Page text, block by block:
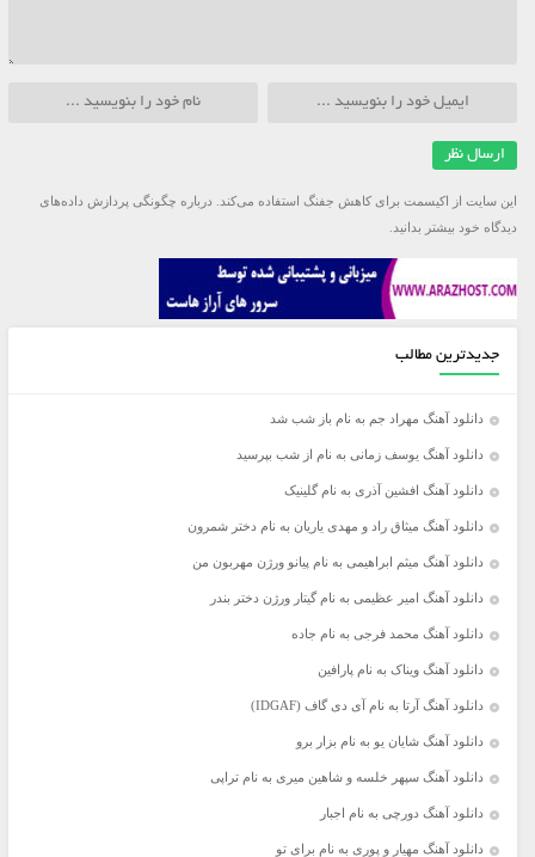
این سایت از اکیسمت برای کاهش جفنگ استفاده می‌کند. درباره چگونگی پردازش داده‌های
دیدگاه خود بیشتر بدانید.
جدیدترین مطالب
دانلود آهنگ مهراد جم به نام باز شب شد
دانلود آهنگ یوسف زمانی به نام از شب بپرسید
دانلود آهنگ افشین آذری به نام گلینیک
دانلود آهنگ میثاق راد و مهدی یاریان به نام دختر شمرون
دانلود آهنگ میثم ابراهیمی به نام پیانو ورژن مهربون من
دانلود آهنگ امیر عظیمی به نام گیتار ورژن دختر بندر
دانلود آهنگ محمد فرجی به نام جاده
دانلود آهنگ ویناک به نام پارافین
دانلود آهنگ آرتا به نام آی دی گاف (IDGAF)
دانلود آهنگ شایان یو به نام بزار برو
دانلود آهنگ سپهر خلسه و شاهین میری به نام تراپی
دانلود آهنگ دورچی به نام اجبار
دانلود آهنگ مهیار و پوری به نام برای تو